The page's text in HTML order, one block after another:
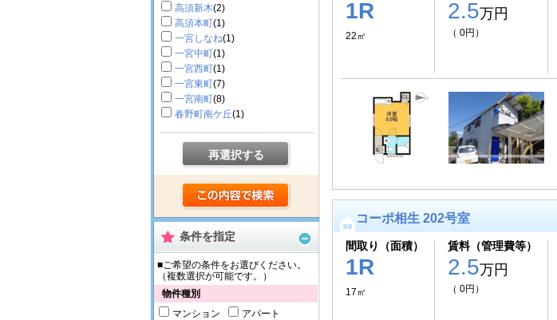
高須新木(2)
高須本町(1)
一宮しなね(1)
一宮中町(1)
一宮西町(1)
一宮東町(7)
一宮南町(8)
春野町南ケ丘(1)
再選択する
条件を指定
■ご希望の条件をお選びください。
（複数選択が可能です。）
物件種別
マンション
アパート
1R
22㎡
2.5万円
（ 0円）
コーポ相生 202号室
間取り（面積）
1R
17㎡
賃料（管理費等）
2.5万円
（ 0円）